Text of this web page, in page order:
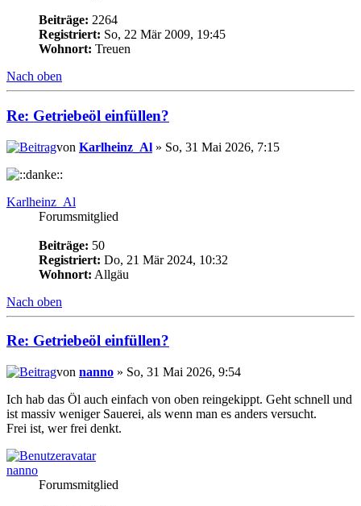
Beiträge: 2264
Registriert: So, 22 Mär 2009, 19:45
Wohnort: Treuen
Nach oben
Re: Getriebeöl einfüllen?
von Karlheinz_Al » So, 31 Mai 2026, 7:15
Karlheinz_Al
Forumsmitglied
Beiträge: 50
Registriert: Do, 21 Mär 2024, 10:32
Wohnort: Allgäu
Nach oben
Re: Getriebeöl einfüllen?
von nanno » So, 31 Mai 2026, 9:54
Ich hab das Öl auch einfach von oben reingekippt. Geht schnell und
ist massiv weniger Sauerei, als wenn man es anders versucht.
Frei ist, wer frei denkt.
nanno
Forumsmitglied